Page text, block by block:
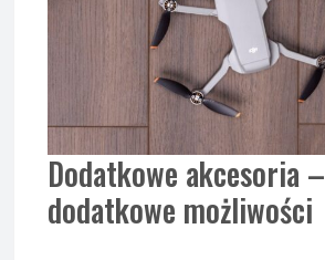
Dodatkowe akcesoria –
dodatkowe możliwości